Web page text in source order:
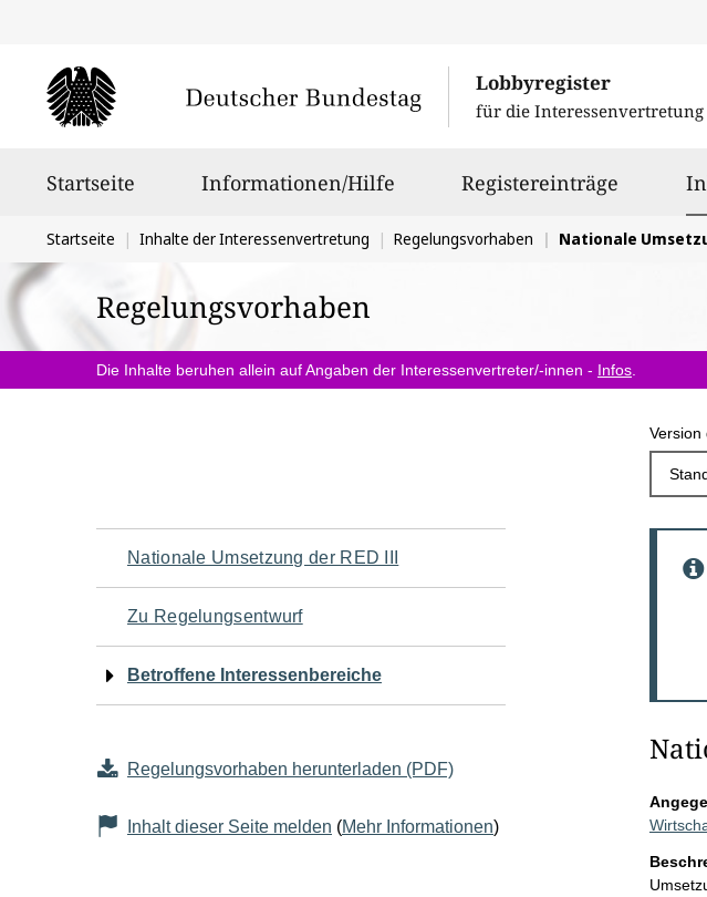
Lobbyregister
für die Interessenvertretung
Startseite Informationen/Hilfe Registereinträge
Sie
befinden
sich
hier:
Startseite Inhalte der Interessenvertretung Regelungsvorhaben Nationale
Regelungsvorhaben
Die Inhalte beruhen allein auf Angaben der Interessenvertreter/-innen - Infos
Version
Navigation
für
den
Seiteninhalt
Nationale Umsetzung der RED III
Zu Regelungsentwurf
Betroffene Interessenbereiche
Regelungsvorhaben herunterladen (PDF)
Inhalt dieser Seite melden (Mehr Informationen)